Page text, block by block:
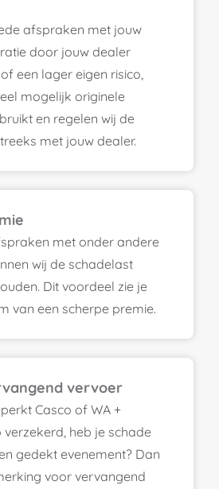
afspraken met jouw
door jouw dealer
een lager eigen risico,
mogelijk originele
en regelen wij de
met jouw dealer.
met onder andere
wij de schadelast
Dit voordeel zie je
van een scherpe premie.
vervoer
Casco of WA +
heb je schade
gedekt evenement? Dan
voor vervangend